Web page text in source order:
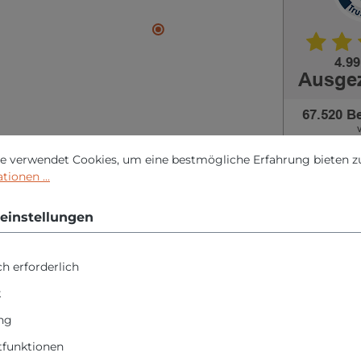
"Makita Akku-
Akku/Ladegerät"
Cookies, um eine bestmögliche Erfahrung bieten zu
verwendet Cookies, um eine bestmögliche Erfahrung bieten
...
erforderlich